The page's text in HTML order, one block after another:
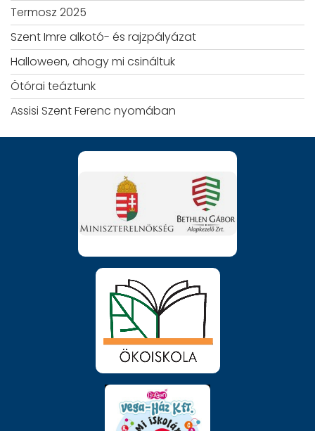
Termosz 2025
Szent Imre alkotó- és rajzpályázat
Halloween, ahogy mi csináltuk
Ötórai teáztunk
Assisi Szent Ferenc nyomában